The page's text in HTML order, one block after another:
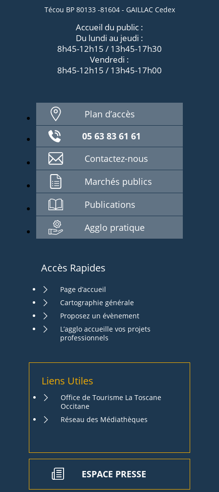
Técou BP 80133 -81604 - GAILLAC Cedex
Accueil du public :
Du lundi au jeudi :
8h45-12h15 / 13h45-17h30
Vendredi :
8h45-12h15 / 13h45-17h00
Plan d’accès
05 63 83 61 61
Contactez-nous
Marchés publics
Publications
Agglo pratique
Accès Rapides
Page d’accueil
Cartographie générale
Proposez un évènement
L’agglo accueille vos projets
professionnels
Liens Utiles
Office de Tourisme La Toscane
Occitane
Réseau des Médiathèques
ESPACE PRESSE